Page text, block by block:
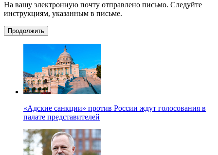
На вашу электронную почту отправлено письмо. Следуйте
инструкциям, указанным в письме.
Продолжить
«Адские санкции» против России ждут голосования в
палате представителей